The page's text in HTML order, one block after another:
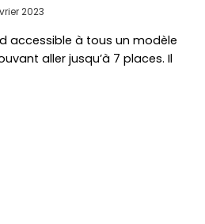
2023
accessible à tous un modèle
aller jusqu’à 7 places. Il